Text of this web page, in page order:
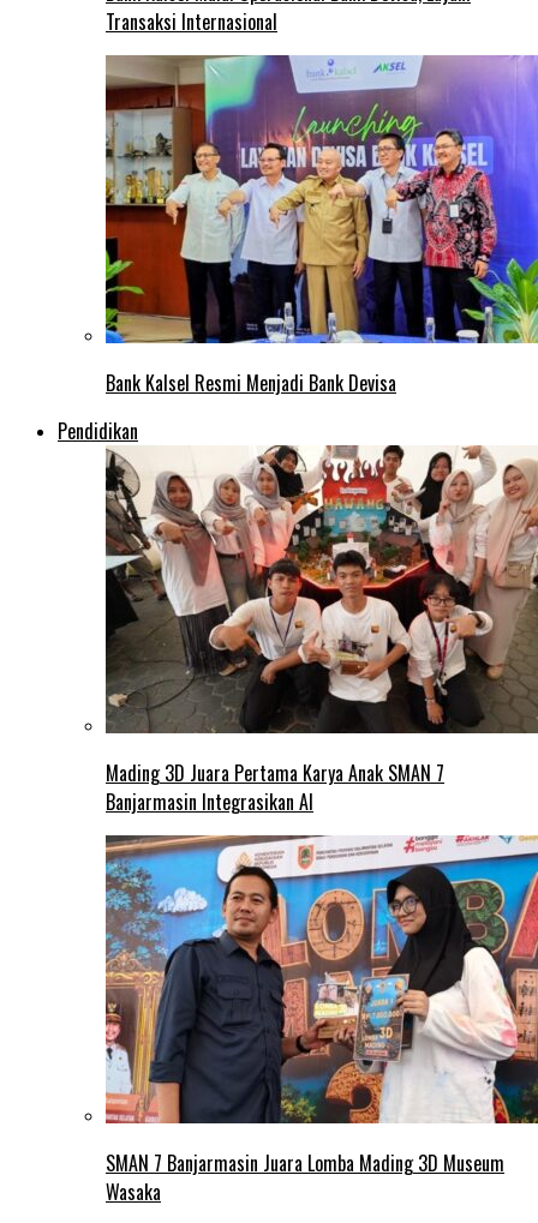
Transaksi Internasional
Bank Kalsel Resmi Menjadi Bank Devisa
Pendidikan
Mading 3D Juara Pertama Karya Anak SMAN 7
Banjarmasin Integrasikan AI
SMAN 7 Banjarmasin Juara Lomba Mading 3D Museum
Wasaka